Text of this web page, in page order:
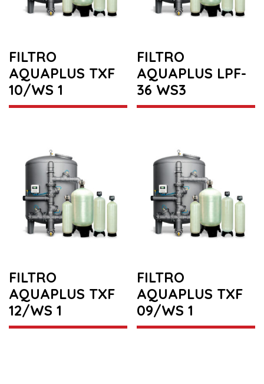
FILTRO
AQUAPLUS TXF
10/WS 1
FILTRO
AQUAPLUS LPF-
36 WS3
FILTRO
AQUAPLUS TXF
12/WS 1
FILTRO
AQUAPLUS TXF
09/WS 1